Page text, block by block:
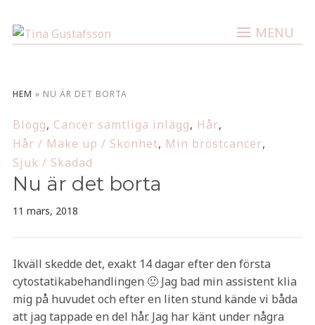
MENU
HEM » NU ÄR DET BORTA
Blogg, Cancer samtliga inlägg, Hår,
Hår / Make up / Skönhet, Min bröstcancer,
Sjuk / Skadad
Nu är det borta
11 mars, 2018
Ikväll skedde det, exakt 14 dagar efter den första
cytostatikabehandlingen 🙁 Jag bad min assistent klia
mig på huvudet och efter en liten stund kände vi båda
att jag tappade en del hår. Jag har känt under några